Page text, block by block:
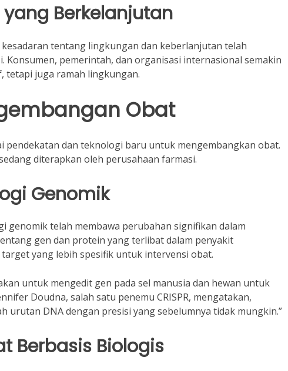
yang Berkelanjutan
tentang lingkungan dan keberlanjutan telah
Konsumen, pemerintah, dan organisasi internasional semakin
tetapi juga ramah lingkungan.
Obat
pendekatan dan teknologi baru untuk mengembangkan obat.
diterapkan oleh perusahaan farmasi.
Genomik
genomik telah membawa perubahan signifikan dalam
gen dan protein yang terlibat dalam penyakit
yang lebih spesifik untuk intervensi obat.
untuk mengedit gen pada sel manusia dan hewan untuk
Doudna, salah satu penemu CRISPR, mengatakan,
urutan DNA dengan presisi yang sebelumnya tidak mungkin.”
Berbasis Biologis